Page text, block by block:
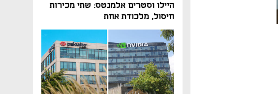
היילו וסטרים אלמנטס: שתי מכירות
חיסול, מלכודת אחת